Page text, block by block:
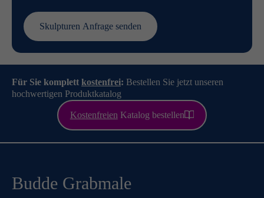
Für Sie komplett kostenfrei: Bestellen Sie jetzt unseren
hochwertigen Produktkatalog
Kostenfreien Katalog bestellen
Budde Grabmale